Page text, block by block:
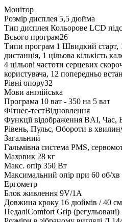
Монітор
Розмір дисплея 5,5 дюйма
Тип дисплея Кольорове LCD
Всього програм26
Типи програм 1 Швидкий старт,
дистанція, 1 цільова кількість
4 цільові частоти серцевих
користувача, 12 попередньо
Рівні опору32
Мови англійська
Програма 10 ват - 350 на 5 ват
Фітнес-тестВідновлення
Функції відображення BAI, Час,
Рівень, Пульс, Обороти в
Загальний
Гальмівна система PMS,
Маховик 28 кг
Макс. опір 350 Вт
Максимальний опір при 60 об/
Ергометр
Блок живлення 9V/1A
Довжина кроку 16 дюймів / 40 см
ПедаліComfort Grip (регульовані)